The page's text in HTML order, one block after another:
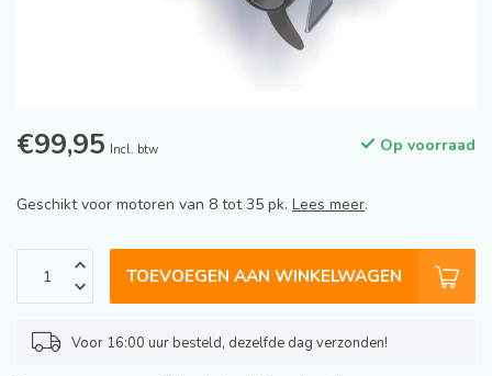
€99,95 Incl. btw Op voorraad
Geschikt voor motoren van 8 tot 35 pk. Lees meer.
TOEVOEGEN AAN WINKELWAGEN
Voor 16:00 uur besteld, dezelfde dag verzonden!